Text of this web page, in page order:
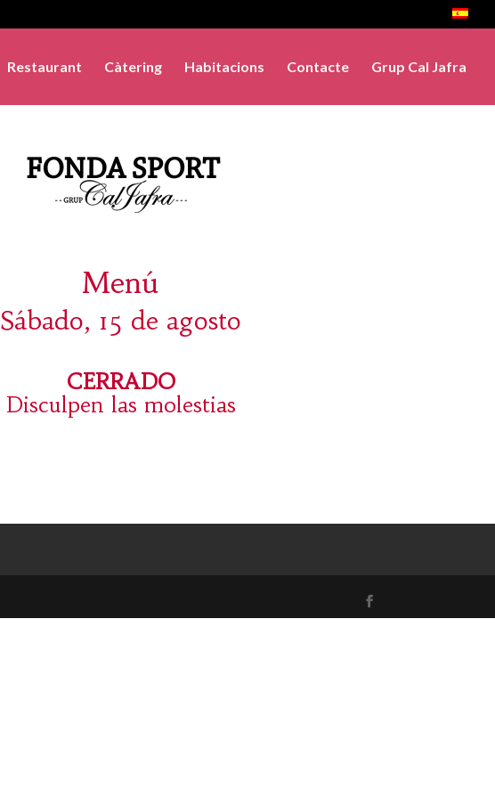
Restaurant Càtering Habitacions Contacte Grup Cal Jafra
Menú
Sábado, 15 de agosto
CERRADO
Disculpen las molestias